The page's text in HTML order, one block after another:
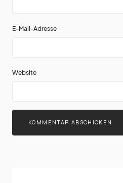
E-Mail-Adresse
Website